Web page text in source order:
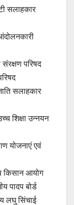
सलाहकार
संरक्षण परिषद
सलाहकार
शिक्षा उन्नयन
योजनाएं एवं
किसान आयोग
पादप बोर्ड
लघु सिंचाई